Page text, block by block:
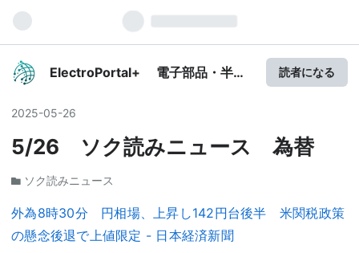
ElectroPortal+ 電子部品・半導
プラス
読者になる
2025-05-26
5/26 ソク読みニュース 為替
ソク読みニュース
外為8時30分 円相場、上昇し142円台後半 米関税政策
の懸念後退で上値限定 - 日本経済新聞